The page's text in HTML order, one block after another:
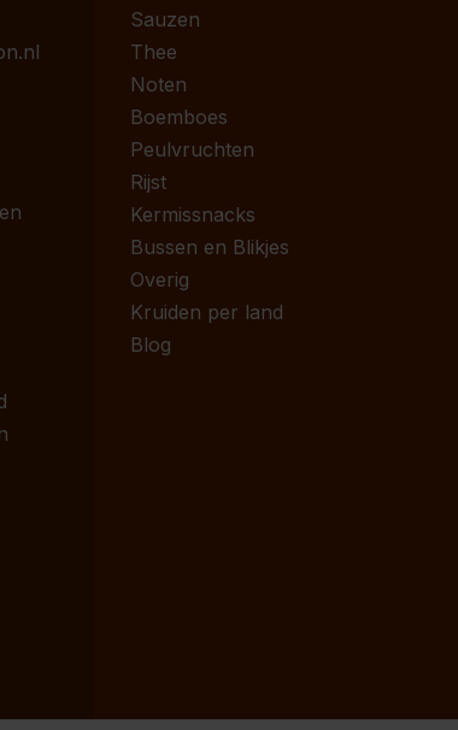
Sauzen
Thee
Noten
Boemboes
Peulvruchten
Rijst
Kermissnacks
Bussen en Blikjes
Overig
Kruiden per land
Blog